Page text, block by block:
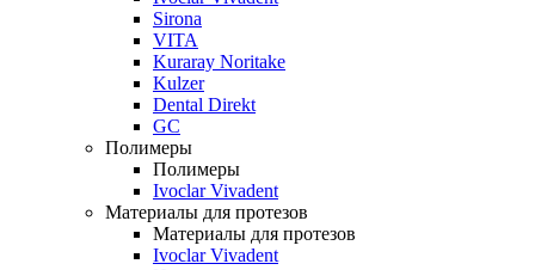
Sirona
VITA
Kuraray Noritake
Kulzer
Dental Direkt
GC
Полимеры
Полимеры
Ivoclar Vivadent
Материалы для протезов
Материалы для протезов
Ivoclar Vivadent